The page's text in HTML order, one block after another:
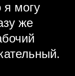
я могу
же